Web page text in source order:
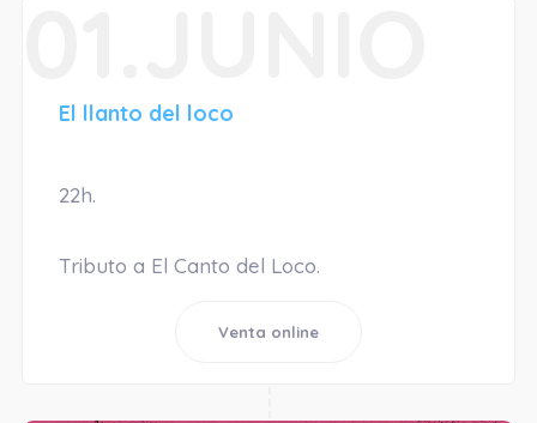
El llanto del loco
22h.
Tributo a El Canto del Loco.
Venta online